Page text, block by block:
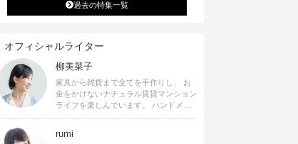
過去の特集一覧
オフィシャルライター
柳美菜子
家具から雑貨まで全てを手作りし、 お
金をかけないナチュラル賃貸マンション
ライフを楽しんでいます。 ハンドメイ
ド雑貨やインテリアに関する著書も出
ます。
rumi